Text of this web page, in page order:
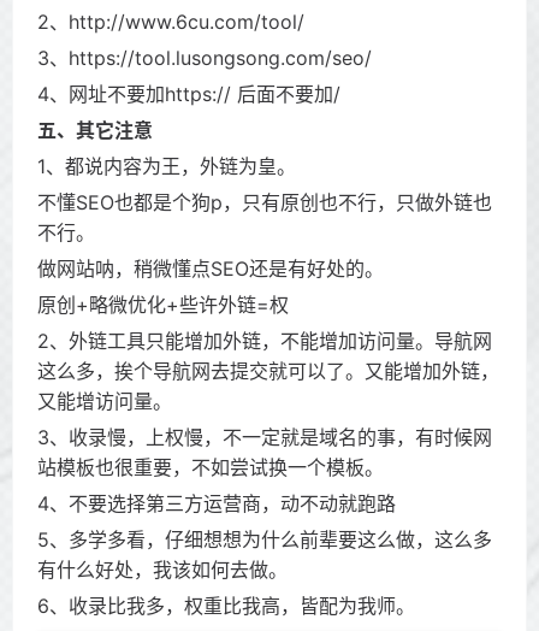
2、http://www.6cu.com/tool/
3、https://tool.lusongsong.com/seo/
4、网址不要加https:// 后面不要加/
五、其它注意
1、都说内容为王，外链为皇。
不懂SEO也都是个狗p，只有原创也不行，只做外链也
不行。
做网站呐，稍微懂点SEO还是有好处的。
原创+略微优化+些许外链=权
2、外链工具只能增加外链，不能增加访问量。导航网
这么多，挨个导航网去提交就可以了。又能增加外链，
又能增访问量。
3、收录慢，上权慢，不一定就是域名的事，有时候网
站模板也很重要，不如尝试换一个模板。
4、不要选择第三方运营商，动不动就跑路
5、多学多看，仔细想想为什么前辈要这么做，这么多
有什么好处，我该如何去做。
6、收录比我多，权重比我高，皆配为我师。